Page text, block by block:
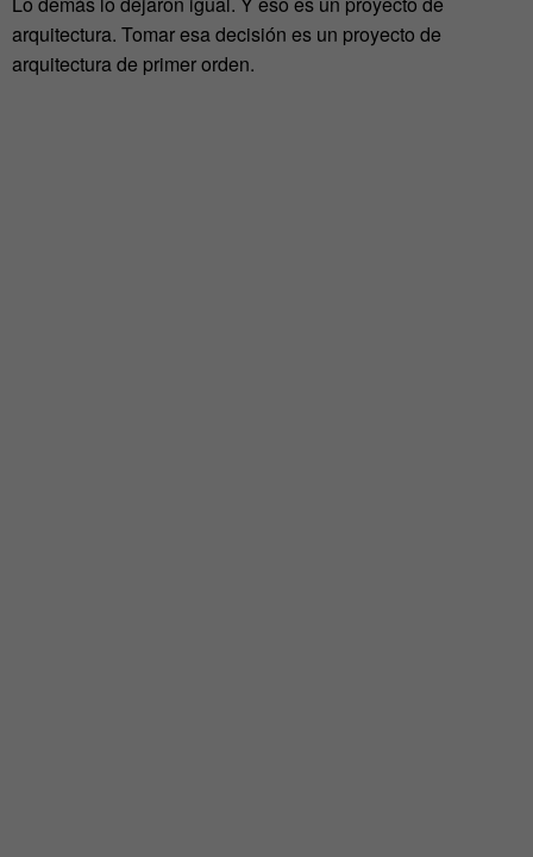
arquitectura. Tomar esa decisión es un proyecto de
arquitectura de primer orden.